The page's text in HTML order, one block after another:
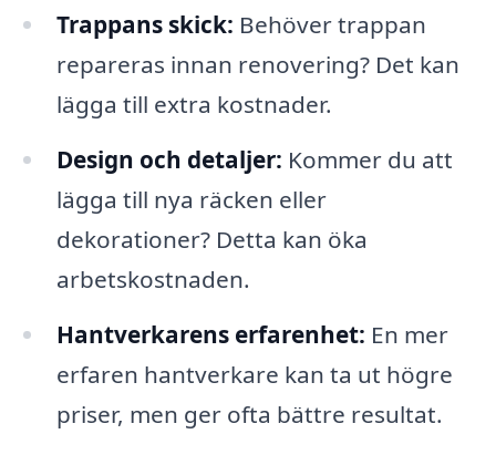
Trappans skick: Behöver trappan
repareras innan renovering? Det kan
lägga till extra kostnader.
Design och detaljer: Kommer du att
lägga till nya räcken eller
dekorationer? Detta kan öka
arbetskostnaden.
Hantverkarens erfarenhet: En mer
erfaren hantverkare kan ta ut högre
priser, men ger ofta bättre resultat.